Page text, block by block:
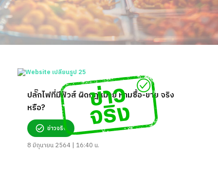
ปลั๊กไฟที่มีฟิวส์ ผิดกฎหมาย ห้ามซื้อ-ขาย จริง
หรือ?
ข่าวจริง
8 มิถุนายน 2564 | 16:40 น.